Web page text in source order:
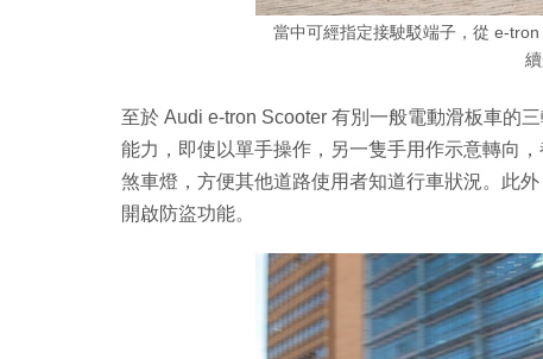
當中可經指定接駛駁端子，從 e-
續
至於 Audi e-tron Scooter 有別一般電動滑板車的
能力，即使以單手操作，另一隻手用作示意轉向
煞車燈，方便其他道路使用者知道行車狀況。此
開啟防盜功能。